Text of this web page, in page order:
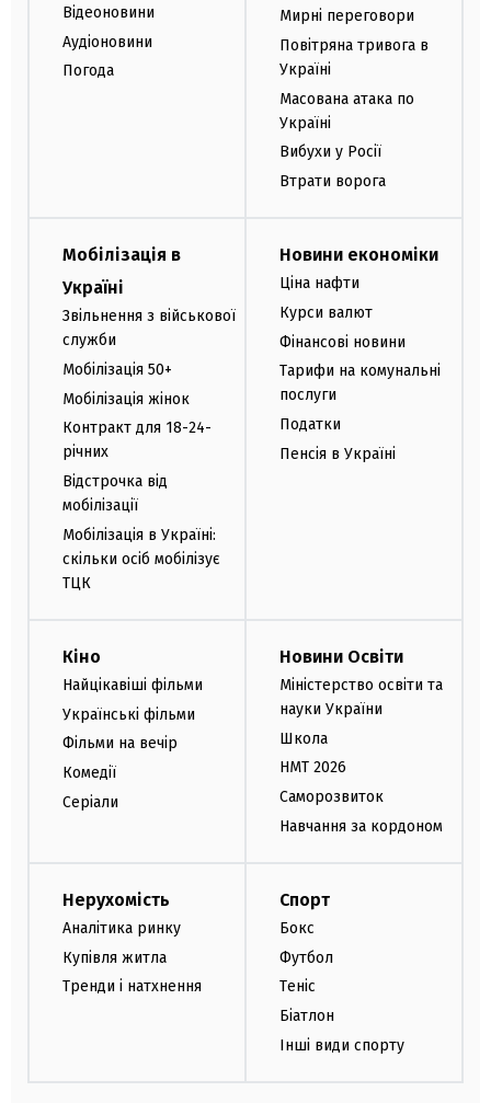
Відеоновини
Аудіоновини
Погода
Мирні переговори
Повітряна тривога в
Україні
Масована атака по
Україні
Вибухи у Росії
Втрати ворога
Мобілізація в
Україні
Звільнення з військової
служби
Мобілізація 50+
Мобілізація жінок
Контракт для 18-24-
річних
Відстрочка від
мобілізації
Мобілізація в Україні:
скільки осіб мобілізує
ТЦК
Новини економіки
Ціна нафти
Курси валют
Фінансові новини
Тарифи на комунальні
послуги
Податки
Пенсія в Україні
Кіно
Найцікавіші фільми
Українські фільми
Фільми на вечір
Комедії
Серіали
Новини Освіти
Міністерство освіти та
науки України
Школа
НМТ 2026
Саморозвиток
Навчання за кордоном
Нерухомість
Аналітика ринку
Купівля житла
Тренди і натхнення
Спорт
Бокс
Футбол
Теніс
Біатлон
Інші види спорту